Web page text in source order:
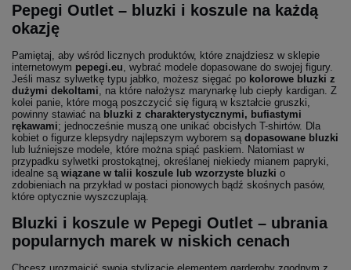
Pepegi Outlet – bluzki i koszule na każdą
okazję
Pamiętaj, aby wśród licznych produktów, które znajdziesz w sklepie
internetowym pepegi.eu , wybrać modele dopasowane do swojej figury.
Jeśli masz sylwetkę typu jabłko, możesz sięgać po kolorowe bluzki z
dużymi dekoltami , na które nałożysz marynarkę lub ciepły kardigan. Z
kolei panie, które mogą poszczycić się figurą w kształcie gruszki,
powinny stawiać na bluzki z charakterystycznymi, bufiastymi
rękawami; jednocześnie muszą one unikać obcisłych T-shirtów. Dla
kobiet o figurze klepsydry najlepszym wyborem są dopasowane bluzki
lub luźniejsze modele, które można spiąć paskiem. Natomiast w
przypadku sylwetki prostokątnej, określanej niekiedy mianem papryki,
idealne są wiązane w talii koszule lub wzorzyste bluzki o
zdobieniach na przykład w postaci pionowych bądź skośnych pasów,
które optycznie wyszczuplają.
Bluzki i koszule w Pepegi Outlet – ubrania
popularnych marek w niskich cenach